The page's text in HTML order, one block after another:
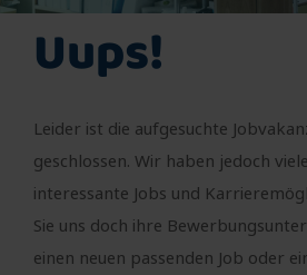
Uups!
Leider ist die aufgesuchte
geschlossen. Wir haben jedoch
interessante Jobs und
Sie uns doch ihre
einen neuen passenden Job oder